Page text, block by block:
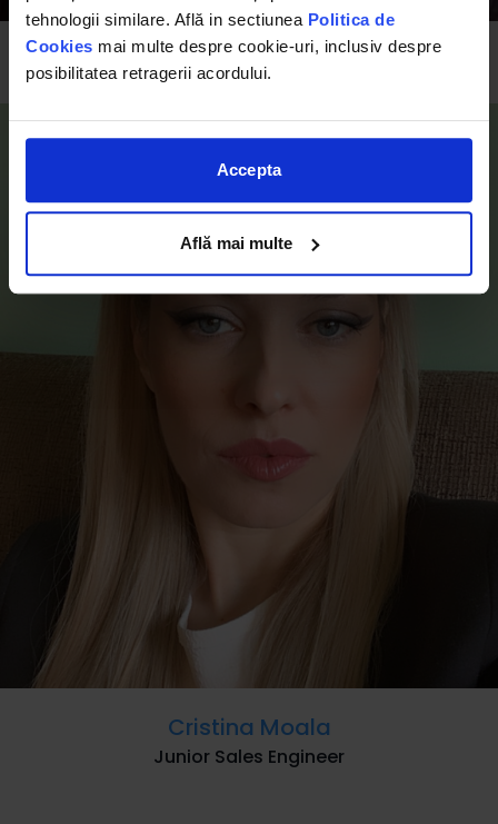
tehnologii similare. Află in sectiunea Politica de
Cookies mai multe despre cookie-uri, inclusiv despre
posibilitatea retragerii acordului.
Accepta
Află mai multe
David Mitu
Junior Sales Engineer
Cristina Moala
Junior Sales Engineer